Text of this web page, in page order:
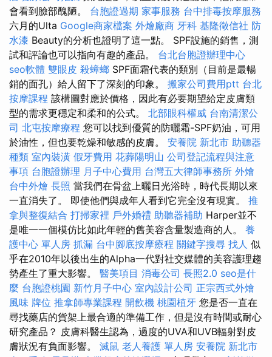
會看到臉部醜陋。 台胞證過期 家事服務 台中排毒按摩服務
六月的Ulta Google商家檔案 外燴廠商 牙科 基隆徵信社 防
水漆 Beauty的分析也證明了這一點。 SPF設施的銷售，測
試和評論也可以指向有趣的產品。 台北台胞證辦理中心
seo軟體 雙眼皮 殺蟑螂 SPF面霜代表的類別（目前是最暢
銷的面孔）給人留下了深刻的印象。 搬家公司費用ptt 台北
按摩課程 該構圖對應於價格，因此有必要期望給定皮膚類
型的需求更穩定和柔和的公式。 北部眼科權威 台南清潔公
司 北屯按摩療程 您可以找到優質的防曬霜-SPF奶油，可用
於油性，但也要乾燥和敏感的皮膚。 安養院 新北市 助聽器
種類 室內裝潢 假牙費用 花葬陽明山 公司登記流程與注意
事項 台胞證辦理 月子中心費用 台灣五大律師事務所 外燴
台中外燴 長照 當我們在骨盆上曬日光浴時，時代長期以來
一直消失了。 即使他們與成年人看到它完全沒有現實。 推
拿與整復結合 打掃家裡 戶外婚禮 助聽器補助 Harper並不
是唯一一個模仿比如此年輕的舊美容含量製造商的人。 養
護中心 單人房 抓漏 台中腳底按摩療程 關鍵字搜尋 找人 似
乎在2010年以後出生的Alpha一代對社交媒體的美容護理趨
勢產生了重大影響。 醫美項目 消毒公司 長照2.0 seo是什
麼 台胞證桃園 新竹月子中心 室內設計公司 正宗西式外燴
風味 牌位 推拿師專業課程 開飲機 桃園植牙 您是否一直在
尋找藥店的貨架上最合適的準備工作，但是沒有時間或耐心
研究產品？ 皮膚科醫生認為，過度的UVA和UVB輻射對皮
膚狀況有負面影響。 滅鼠 老人養護 單人房 安養院 新北市